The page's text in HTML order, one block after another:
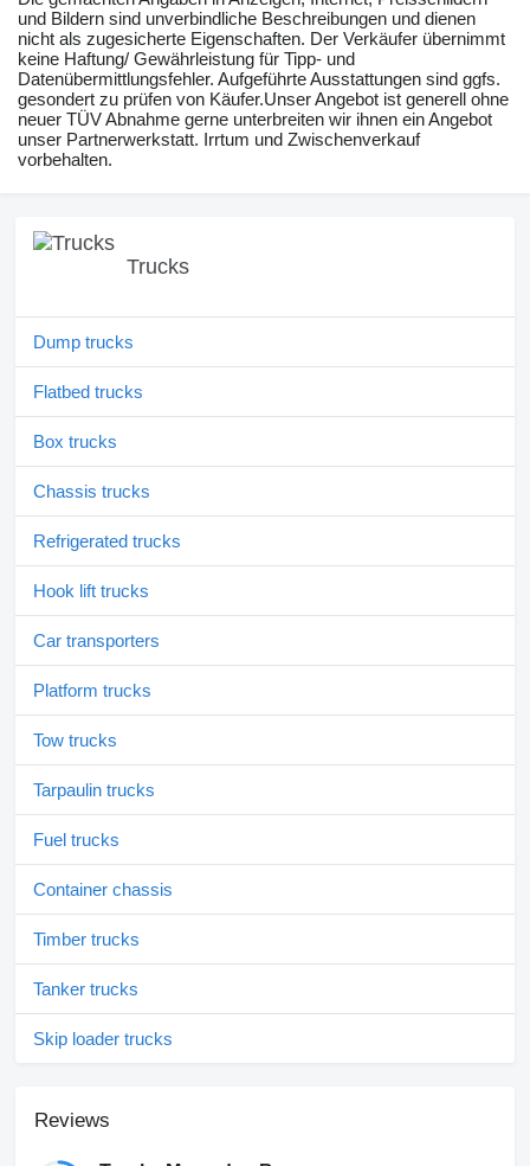
und Bildern sind unverbindliche Beschreibungen und dienen
nicht als zugesicherte Eigenschaften. Der Verkäufer übernimmt
keine Haftung/ Gewährleistung für Tipp- und
Datenübermittlungsfehler. Aufgeführte Ausstattungen sind ggfs.
gesondert zu prüfen von Käufer.Unser Angebot ist generell ohne
neuer TÜV Abnahme gerne unterbreiten wir ihnen ein Angebot
unser Partnerwerkstatt. Irrtum und Zwischenverkauf
vorbehalten.
Trucks
Dump trucks
Flatbed trucks
Box trucks
Chassis trucks
Refrigerated trucks
Hook lift trucks
Car transporters
Platform trucks
Tow trucks
Tarpaulin trucks
Fuel trucks
Container chassis
Timber trucks
Tanker trucks
Skip loader trucks
Reviews